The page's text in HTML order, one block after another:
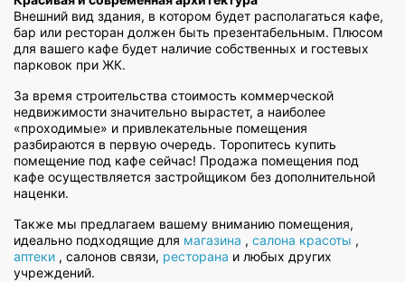
Внешний вид здания, в котором будет располагаться кафе,
бар или ресторан должен быть презентабельным. Плюсом
для вашего кафе будет наличие собственных и гостевых
парковок при ЖК.
За время строительства стоимость коммерческой
недвижимости значительно вырастет, а наиболее
«проходимые» и привлекательные помещения
разбираются в первую очередь. Торопитесь купить
помещение под кафе сейчас! Продажа помещения под
кафе осуществляется застройщиком без дополнительной
наценки.
Также мы предлагаем вашему вниманию помещения,
идеально подходящие для магазина , салона красоты ,
аптеки , салонов связи, ресторана и любых других
учреждений.